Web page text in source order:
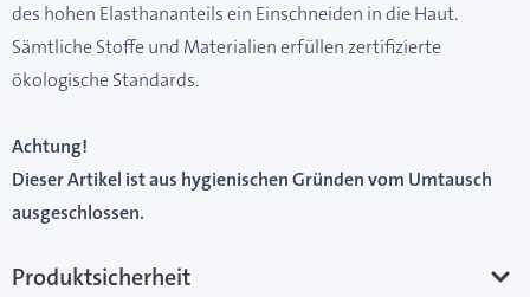
des hohen Elasthananteils ein Einschneiden in die Haut.
Sämtliche Stoffe und Materialien erfüllen zertifizierte
ökologische Standards.
Achtung!
Dieser Artikel ist aus hygienischen Gründen vom Umtausch
ausgeschlossen.
Produktsicherheit